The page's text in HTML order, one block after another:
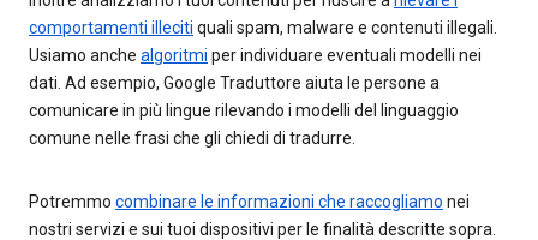
comportamenti illeciti quali spam, malware e contenuti illegali.
Usiamo anche algoritmi per individuare eventuali modelli nei
dati. Ad esempio, Google Traduttore aiuta le persone a
comunicare in più lingue rilevando i modelli del linguaggio
comune nelle frasi che gli chiedi di tradurre.
Potremmo combinare le informazioni che raccogliamo nei
nostri servizi e sui tuoi dispositivi per le finalità descritte sopra.